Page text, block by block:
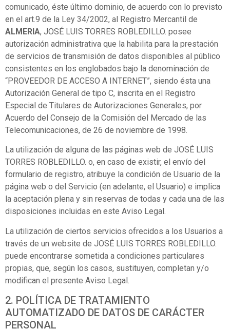
comunicado, éste último dominio, de acuerdo con lo previsto
en el art.9 de la Ley 34/2002, al Registro Mercantil de
ALMERIA, JOSÉ LUIS TORRES ROBLEDILLO. posee
autorización administrativa que la habilita para la prestación
de servicios de transmisión de datos disponibles al público
consistentes en los englobados bajo la denominación de
“PROVEEDOR DE ACCESO A INTERNET”, siendo ésta una
Autorización General de tipo C, inscrita en el Registro
Especial de Titulares de Autorizaciones Generales, por
Acuerdo del Consejo de la Comisión del Mercado de las
Telecomunicaciones, de 26 de noviembre de 1998.
La utilización de alguna de las páginas web de JOSÉ LUIS
TORRES ROBLEDILLO. o, en caso de existir, el envío del
formulario de registro, atribuye la condición de Usuario de la
página web o del Servicio (en adelante, el Usuario) e implica
la aceptación plena y sin reservas de todas y cada una de las
disposiciones incluidas en este Aviso Legal.
La utilización de ciertos servicios ofrecidos a los Usuarios a
través de un website de JOSÉ LUIS TORRES ROBLEDILLO.
puede encontrarse sometida a condiciones particulares
propias, que, según los casos, sustituyen, completan y/o
modifican el presente Aviso Legal.
2. POLÍTICA DE TRATAMIENTO
AUTOMATIZADO DE DATOS DE CARÁCTER
PERSONAL